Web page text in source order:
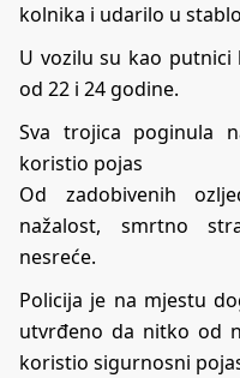
kolnika i udarilo u
U vozilu su kao
od 22 i 24 godine.
Sva trojica poginula
koristio pojas
Od zadobivenih
nažalost, smrtno
nesreće.
Policija je na mjestu
utvrđeno da nitko od
koristio sigurnosni